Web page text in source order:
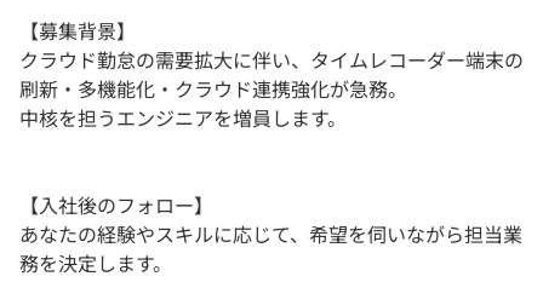
【募集背景】
クラウド勤怠の需要拡大に伴い、タイムレコーダー端末の
刷新・多機能化・クラウド連携強化が急務。
中核を担うエンジニアを増員します。
【入社後のフォロー】
あなたの経験やスキルに応じて、希望を伺いながら担当業
務を決定します。